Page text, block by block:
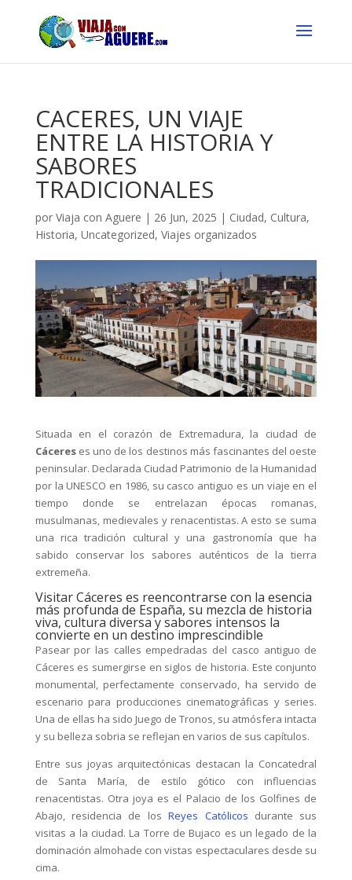
CACERES, UN VIAJE
ENTRE LA HISTORIA Y
SABORES
TRADICIONALES
por Viaja con Aguere | 26 Jun, 2025 | Ciudad, Cultura,
Historia, Uncategorized, Viajes organizados
Situada en el corazón de Extremadura, la ciudad de
Cácereses uno de los destinos más fascinantes del oeste
peninsular. Declarada Ciudad Patrimonio de la Humanidad
por la UNESCO en 1986, su casco antiguo es un viaje en el
tiempo donde se entrelazan épocas romanas,
musulmanas, medievales y renacentistas. A esto se suma
una rica tradición cultural y una gastronomía que ha
sabido conservar los sabores auténticos de la tierra
extremeña.
Visitar Cáceres es reencontrarse con la esencia
más profunda de España, su mezcla de historia
viva, cultura diversa y sabores intensos la
convierte en un destino imprescindible
Pasear por las calles empedradas del casco antiguo de
Cáceres es sumergirse en siglos de historia. Este conjunto
monumental, perfectamente conservado, ha servido de
escenario para producciones cinematográficas y series.
Una de ellas ha sido Juego de Tronos, su atmósfera intacta
y su belleza sobria se reflejan en varios de sus capítulos.
Entre sus joyas arquitectónicas destacan la Concatedral
de Santa María, de estilo gótico con influencias
renacentistas. Otra joya es el Palacio de los Golfines de
Abajo, residencia de losReyes Católicos durante sus
visitas a la ciudad. La Torre de Bujaco es un legado de la
dominación almohade con vistas espectaculares desde su
cima.